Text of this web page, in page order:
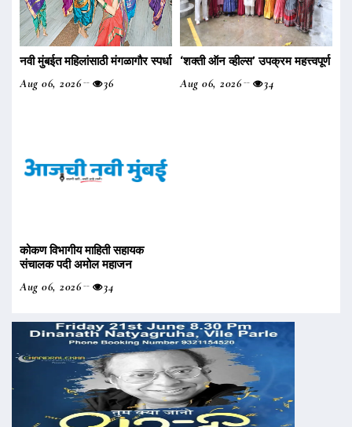
नवी मुंबईत महिलांसाठी मंगळागौर स्पर्धा
Aug 06, 2026
36
‌‘शक्ती ऑन व्हील्स‌’ उपक्रम महत्त्वपूर्ण
Aug 06, 2026
34
कोकण विभागीय माहिती सहायक
संचालक पदी अमोल महाजन
Aug 06, 2026
34